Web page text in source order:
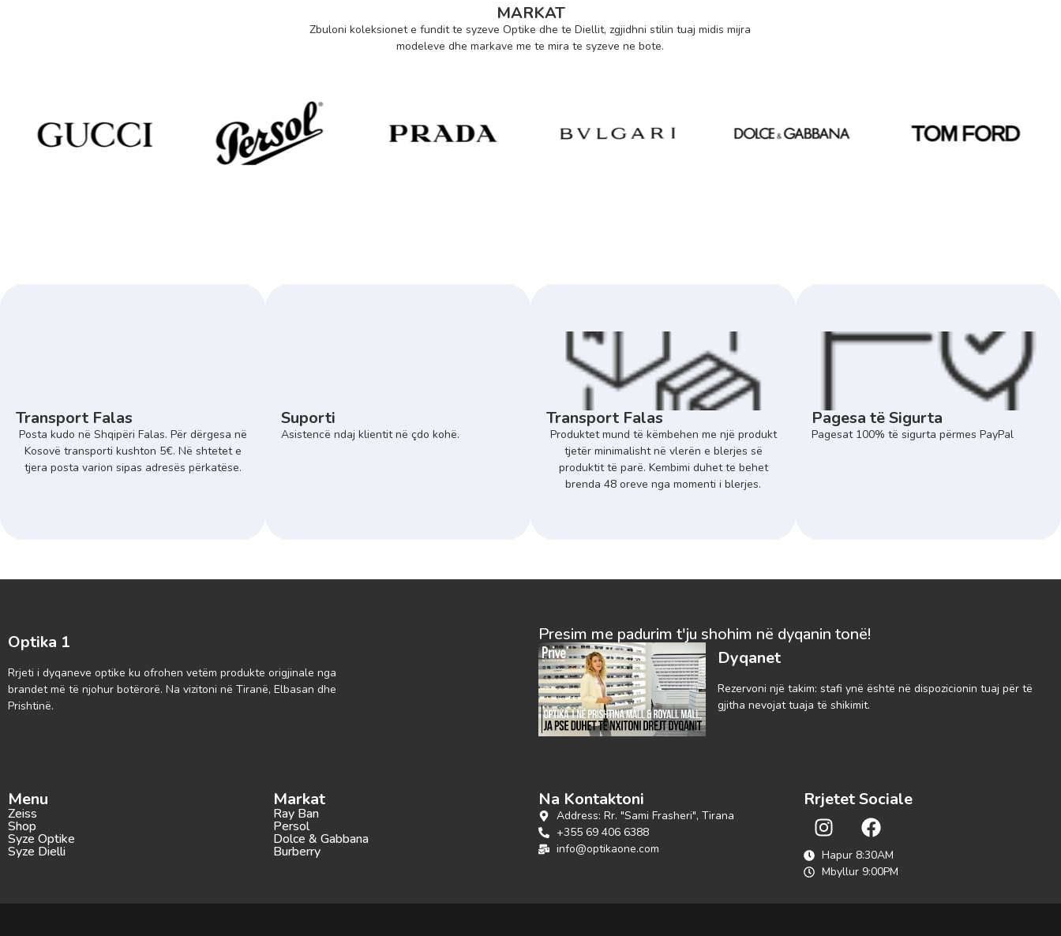
MARKAT
Zbuloni koleksionet e fundit te syzeve Optike dhe te Diellit, zgjidhni stilin tuaj midis mijra
modeleve dhe markave me te mira te syzeve ne bote.
Transport Falas
Posta kudo në Shqipëri Falas. Për dërgesa në
Kosovë transporti kushton 5€. Në shtetet e
tjera posta varion sipas adresës përkatëse.
Suporti
Asistencë ndaj klientit në çdo kohë.
Transport Falas
Produktet mund të këmbehen me një produkt
tjetër minimalisht në vlerën e blerjes së
produktit të parë. Kembimi duhet te behet
brenda 48 oreve nga momenti i blerjes.
Pagesa të Sigurta
Pagesat 100% të sigurta përmes PayPal
Optika 1
Rrjeti i dyqaneve optike ku ofrohen vetëm produkte origjinale nga
brandet më të njohur botërorë. Na vizitoni në Tiranë, Elbasan dhe
Prishtinë.
Presim me padurim t'ju shohim në dyqanin tonë!
Dyqanet
Rezervoni një takim: stafi ynë është në dispozicionin tuaj për të
gjitha nevojat tuaja të shikimit.
Menu
Zeiss
Shop
Syze Optike
Syze Dielli
Markat
Ray Ban
Persol
Dolce & Gabbana
Burberry
Na Kontaktoni
Address: Rr. "Sami Frasheri", Tirana
+355 69 406 6388
info@optikaone.com
Rrjetet Sociale
Hapur 8:30AM
Mbyllur 9:00PM